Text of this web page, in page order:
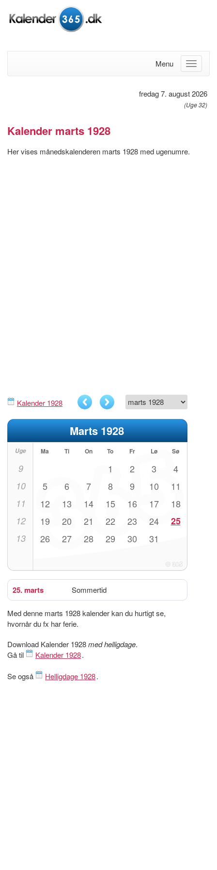
Menu
fredag 7. august 2026
(Uge 32)
Kalender marts 1928
Her vises månedskalenderen marts 1928 med ugenumre.
Kalender 1928
Marts 1928
Uge Ma Ti On To Fr Lø Sø
9 1 2 3 4
10 5 6 7 8 9 10 11
11 12 13 14 15 16 17 18
12 19 20 21 22 23 24 25
13 26 27 28 29 30 31
25. marts Sommertid
Med denne marts 1928 kalender kan du hurtigt se,
hvornår du fx har ferie.
Download Kalender 1928med helligdage.
Gå til
Kalender 1928.
Se også Helligdage 1928.